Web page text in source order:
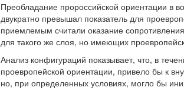
Преобладание пророссийской ориентации в
двукратно превышал показатель для
приемлемым считали оказание
для такого же слоя, но имеющих
Анализ конфигураций показывает, что, в
проевропейской ориентации, привело бы к
но, при определенных условиях, могло бы